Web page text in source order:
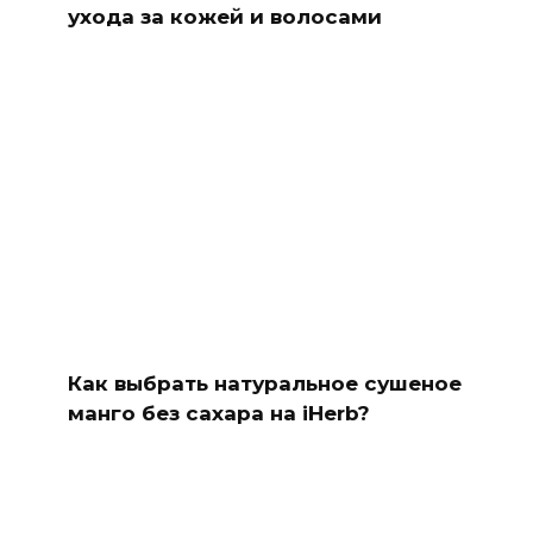
ухода за кожей и волосами
Как выбрать натуральное сушеное
манго без сахара на iHerb?